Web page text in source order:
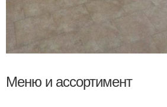
Меню и ассортимент